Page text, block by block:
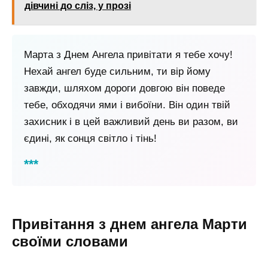
дівчині до сліз, у прозі
Марта з Днем Ангела привітати я тебе хочу!
Нехай ангел буде сильним, ти вір йому
завжди, шляхом дороги довгою він поведе
тебе, обходячи ями і вибоїни. Він один твій
захисник і в цей важливий день ви разом, ви
єдині, як сонця світло і тінь!
Привітання з днем ангела Марти
своїми словами